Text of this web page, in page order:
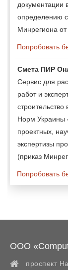
документации
определению
Минрегиона
Попробовать
Смета ПИР
Сервис для
работ и
Норм Украины
проектных,
экспертизы
(приказ
Попробовать
ООО
проспект